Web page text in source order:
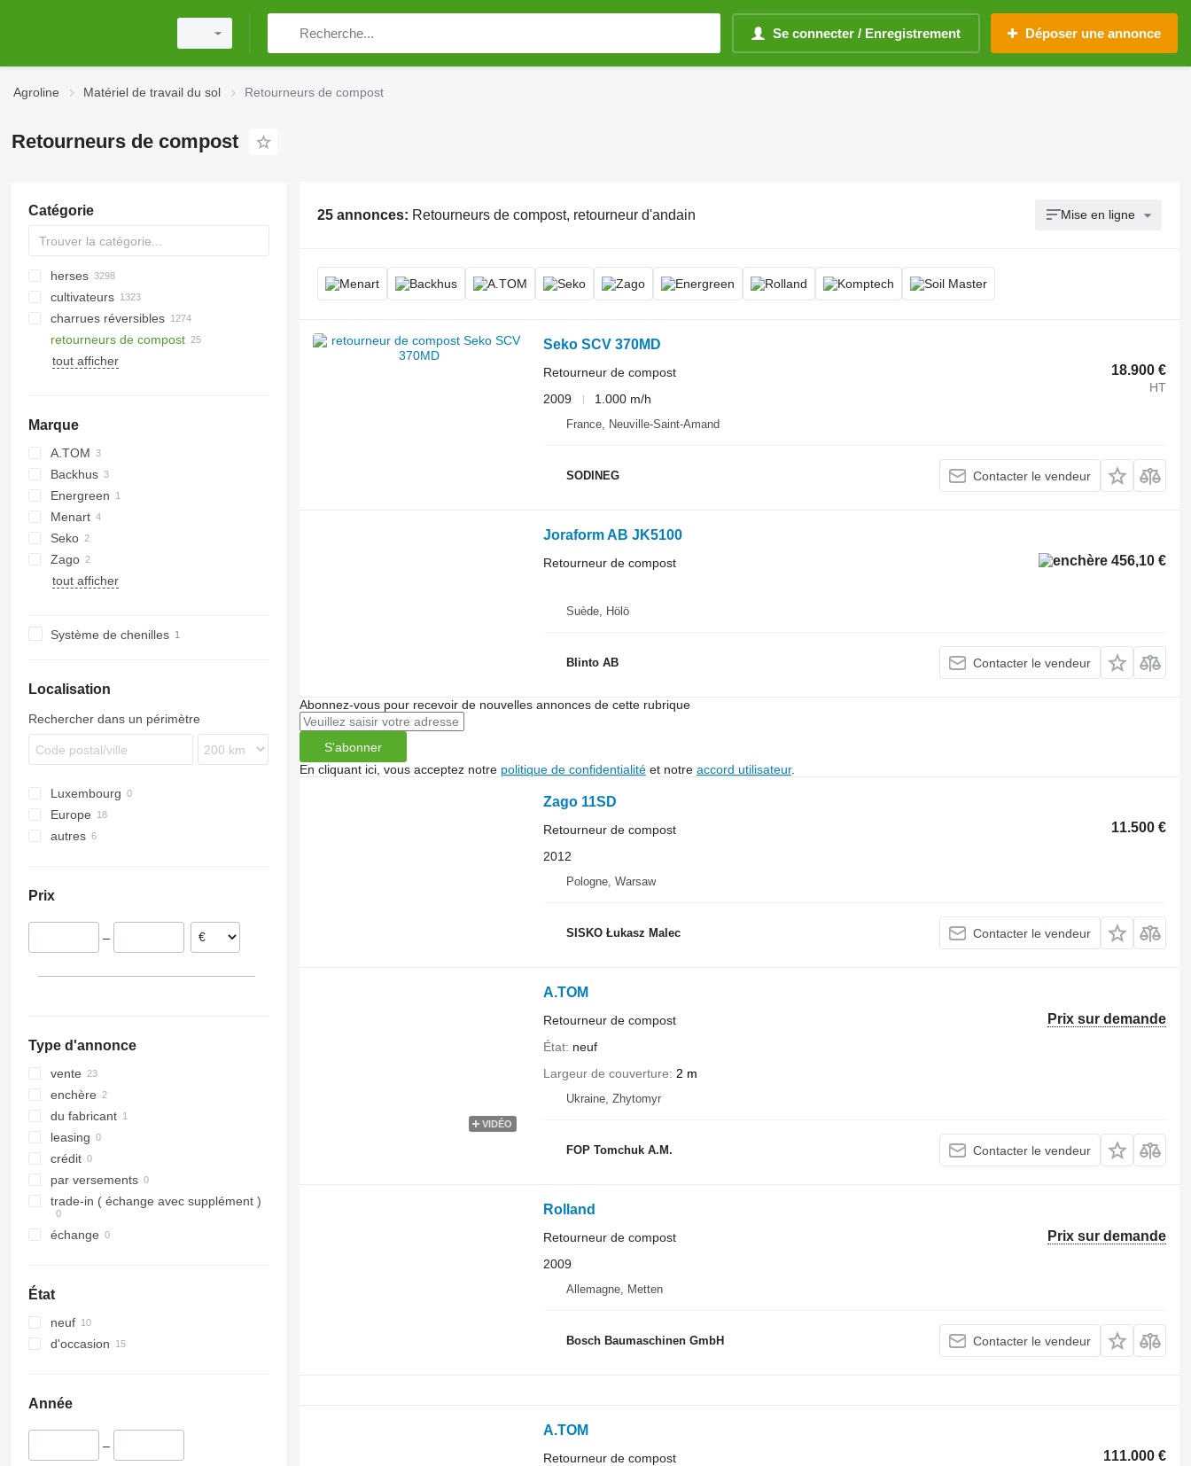
Se connecter / Enregistrement Déposer une annonce
Agroline Matériel de travail du sol Retourneurs de compost
Retourneurs de compost
Catégorie
herses
herses à disques
herses rotatives
herses à dents flexibles
herses à dents
autres herses
cultivateurs
charrues réversibles
broyeurs pour tracteur
broyeurs pour excavatrice
autres broyeurs
rouleaux cambridge
rouleaux hacheurs
rouleaux d'ensilage
autres rouleaux agricoles
retourneurs de compost
tout afficher
Marque
A.TOM
Backhus
Energreen
Menart
Seko
Zago
tout afficher
Système de chenilles
Localisation
Rechercher dans un périmètre
Luxembourg
Europe
Pologne
France
Finlande
autres
Prix
–
Type d'annonce
vente
enchère
du fabricant
leasing
crédit
par versements
trade-in ( échange avec supplément )
échange
État
neuf
d'occasion
Année
–
25 annonces: Retourneurs de compost, retourneur d'andain Mise en ligne
Seko SCV 370MD
18.900 €
HT
Retourneur de compost
2009
1.000 m/h
France, Neuville-Saint-Amand
SODINEG Contacter le vendeur
Joraform AB JK5100
456,10 €
Retourneur de compost
Suède, Hölö
Blinto AB Contacter le vendeur
Abonnez-vous pour recevoir de nouvelles annonces de cette rubrique
S'abonner
En cliquant ici, vous acceptez notre politique de confidentialitéet notre accord utilisateur.
Zago 11SD
11.500 €
Retourneur de compost
2012
Pologne, Warsaw
SISKO Łukasz Malec Contacter le vendeur
VIDÉO
A.TOM
Prix sur demande
Retourneur de compost
État neuf
Largeur de couverture
2 m
Ukraine, Zhytomyr
FOP Tomchuk A.M. Contacter le vendeur
Rolland
Prix sur demande
Retourneur de compost
2009
Allemagne, Metten
Bosch Baumaschinen GmbH Contacter le vendeur
A.TOM
111.000 €
Retourneur de compost